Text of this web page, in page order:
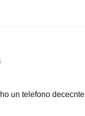
un telefono dececnte